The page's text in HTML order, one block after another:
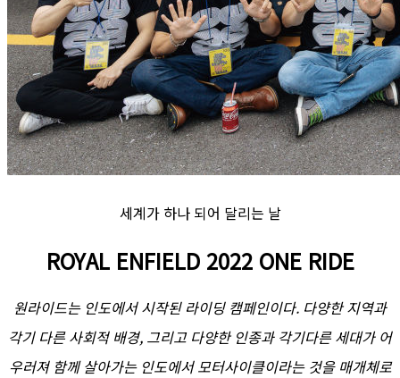
세계가 하나 되어 달리는 날
ROYAL ENFIELD 2022 ONE RIDE
원라이드는 인도에서 시작된 라이딩 캠페인이다. 다양한 지역과
각기 다른 사회적 배경, 그리고 다양한 인종과 각기다른 세대가 어
우러져 함께 살아가는 인도에서 모터사이클이라는 것을 매개체로